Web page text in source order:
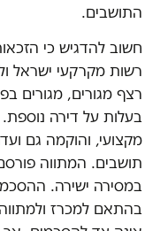
התושבים.
חשוב להדגיש כי
רשות מקרקעי ישראל
רצף מגורים, מגורים
בעלות על דירה נוספת.
מקצועי, והוקמה גם
תושבים. המתווה
במסירה ישירה.
בהתאם למכרז